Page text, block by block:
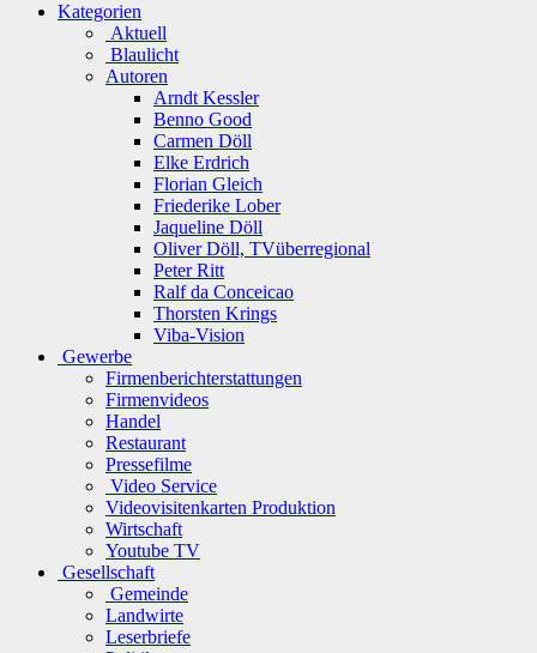
Kategorien
Aktuell
Blaulicht
Autoren
Arndt Kessler
Benno Good
Carmen Döll
Elke Erdrich
Florian Gleich
Friederike Lober
Jaqueline Döll
Oliver Döll, TVüberregional
Peter Ritt
Ralf da Conceicao
Thorsten Krings
Viba-Vision
Gewerbe
Firmenberichterstattungen
Firmenvideos
Handel
Restaurant
Pressefilme
Video Service
Videovisitenkarten Produktion
Wirtschaft
Youtube TV
Gesellschaft
Gemeinde
Landwirte
Leserbriefe